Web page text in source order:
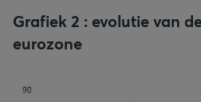
Grafiek 2 : evolutie van
eurozone